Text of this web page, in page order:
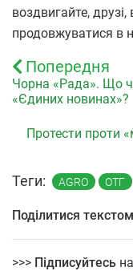
воздвигайте,
продовжуватися в
Попередня
Чорна «Рада». Що
«Єдиних новинах»?
Протести проти
Теги: AGRO ОТГ
Поділитися текстом
>>> Підписуйтесь